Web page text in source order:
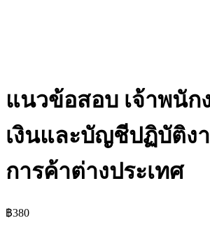
แนวข้อสอบ เจ้าพนัก
เงินและบัญชีปฏิบัติง
การค้าต่างประเทศ
฿380